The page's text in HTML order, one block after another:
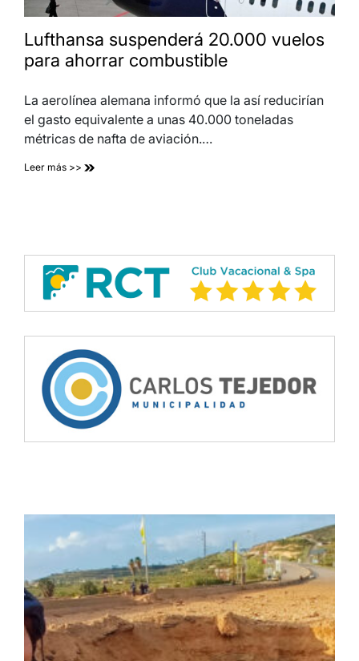
Lufthansa suspenderá 20.000 vuelos
para ahorrar combustible
La aerolínea alemana informó que la así reducirían
el gasto equivalente a unas 40.000 toneladas
métricas de nafta de aviación.…
Leer más >>